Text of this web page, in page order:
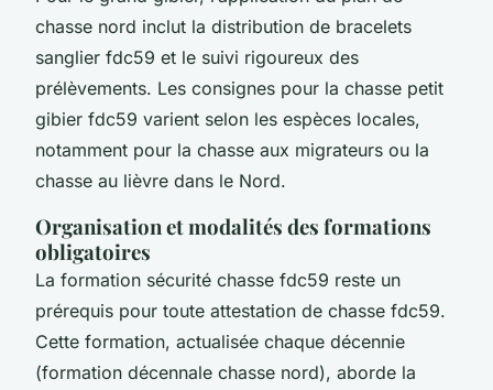
chasse nord inclut la distribution de bracelets
sanglier fdc59 et le suivi rigoureux des
prélèvements. Les consignes pour la chasse petit
gibier fdc59 varient selon les espèces locales,
notamment pour la chasse aux migrateurs ou la
chasse au lièvre dans le Nord.
Organisation et modalités des formations
obligatoires
La formation sécurité chasse fdc59 reste un
prérequis pour toute attestation de chasse fdc59.
Cette formation, actualisée chaque décennie
(formation décennale chasse nord), aborde la